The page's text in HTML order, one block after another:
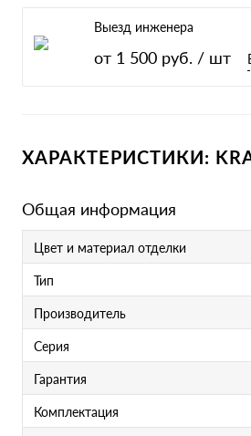
Выезд инженера
от 1 500 руб. / шт
ХАРАКТЕРИСТИКИ:
Общая информация
Цвет и материал отделки
Тип
Производитель
Серия
Гарантия
Комплектация